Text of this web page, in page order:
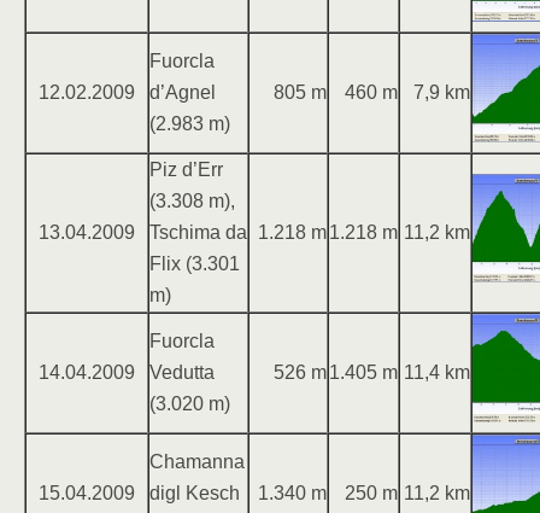
12.02.2009
Fuorcla
d’Agnel
(2.983 m)
805 m 460 m 7,9 km
13.04.2009
Piz d’Err
(3.308 m),
Tschima da
Flix (3.301
m)
1.218 m1.218 m 11,2 km
14.04.2009
Fuorcla
Vedutta
(3.020 m)
526 m1.405 m 11,4 km
15.04.2009
Chamanna
digl Kesch
1.340 m 250 m 11,2 km